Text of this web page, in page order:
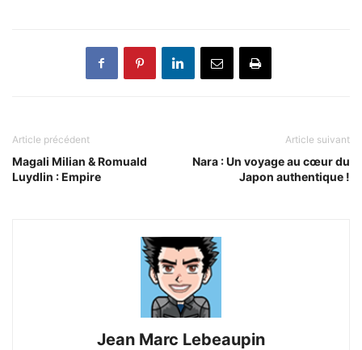
Article précédent
Magali Milian & Romuald
Luydlin : Empire
Article suivant
Nara : Un voyage au cœur du
Japon authentique !
Jean Marc Lebeaupin